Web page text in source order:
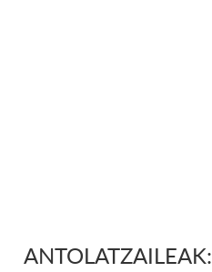
ANTOLATZAILEAK: